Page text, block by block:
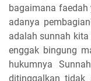
bagaimana faedah
adanya
adalah sunnah
enggak bingung
hukumnya
ditinggalkan tidak